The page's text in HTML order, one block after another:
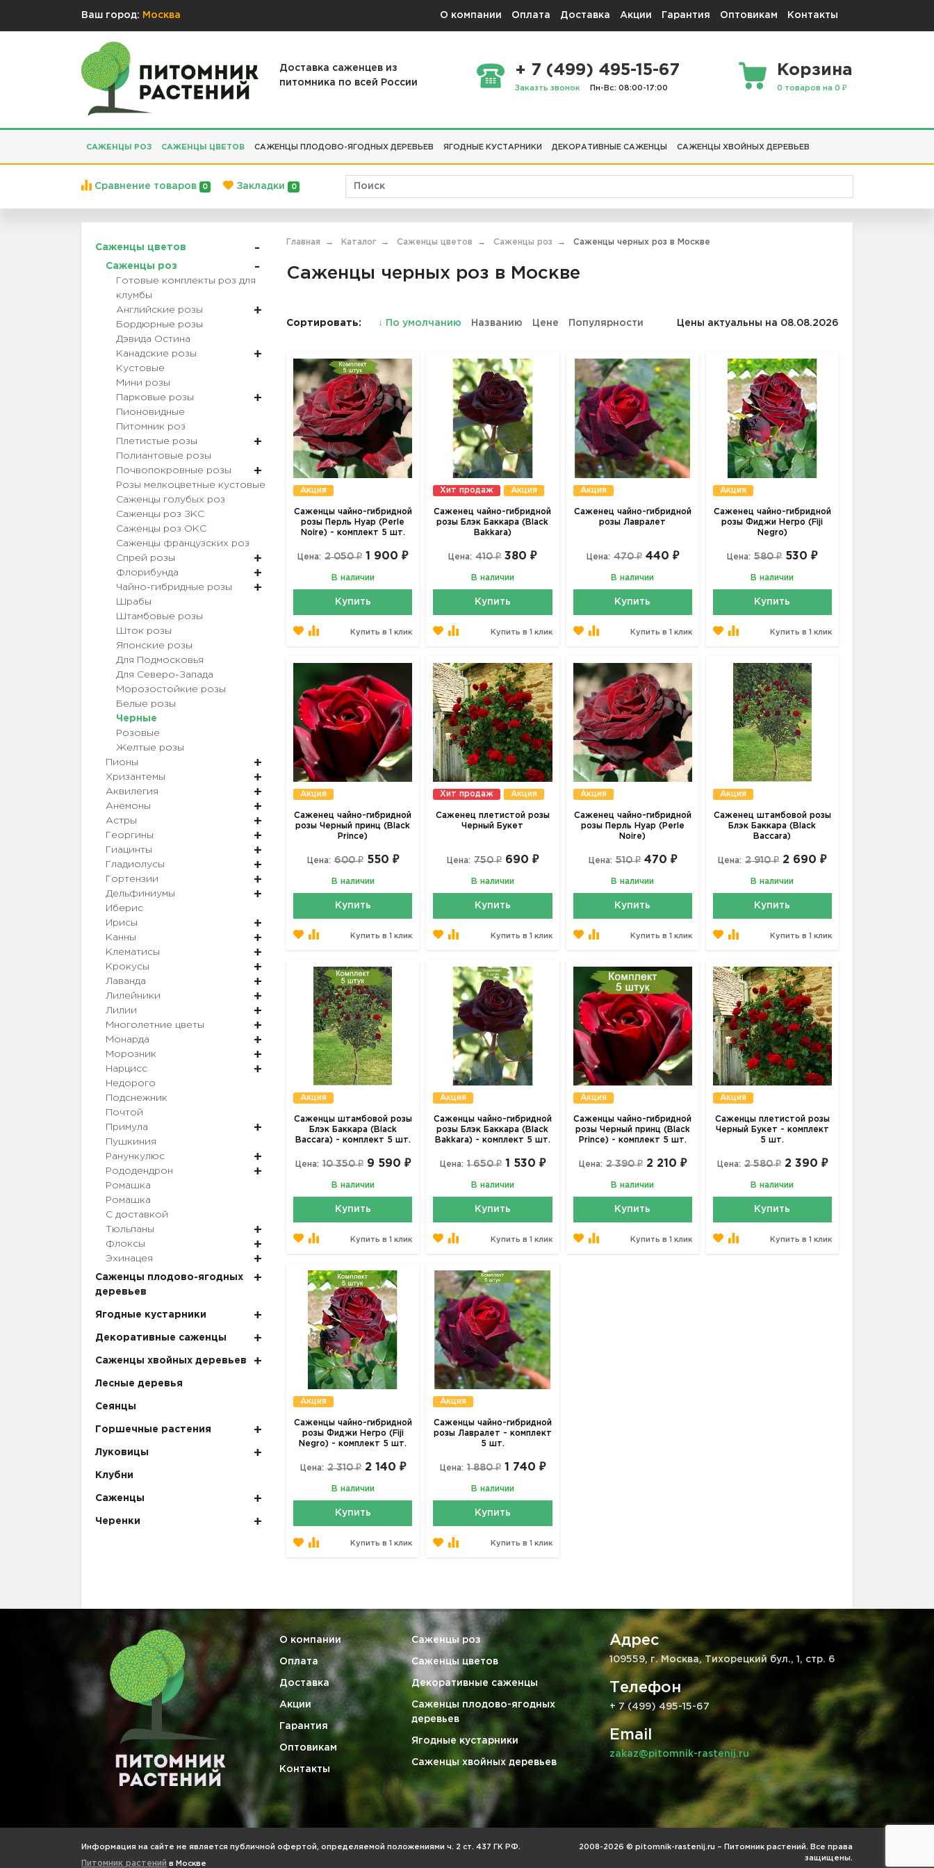
Ваш город: Москва О компании Оплата Доставка Акции Гарантия Оптовикам Контакты
Доставка саженцев из
питомника по всей России
+ 7 (499) 495-15-67
Заказть звонок Пн-Вс: 08:00-17:00
Корзина
0 товаров на 0 ₽
САЖЕНЦЫ РОЗ САЖЕНЦЫ ЦВЕТОВ САЖЕНЦЫ ПЛОДОВО-ЯГОДНЫХ ДЕРЕВЬЕВ ЯГОДНЫЕ КУСТАРНИКИ ДЕКОРАТИВНЫЕ САЖЕНЦЫ САЖЕНЦЫ ХВОЙНЫХ ДЕРЕВЬЕВ
Сравнение товаров 0 Закладки 0
Саженцы цветов
Саженцы роз
Готовые комплекты роз для
клумбы
Английские розы
Бордюрные розы
Дэвида Остина
Канадские розы
Кустовые
Мини розы
Парковые розы
Пионовидные
Питомник роз
Плетистые розы
Полиантовые розы
Почвопокровные розы
Розы мелкоцветные кустовые
Саженцы голубых роз
Саженцы роз ЗКС
Саженцы роз ОКС
Саженцы французских роз
Спрей розы
Флорибунда
Чайно-гибридные розы
Шрабы
Штамбовые розы
Шток розы
Японские розы
Для Подмосковья
Для Северо-Запада
Морозостойкие розы
Белые розы
Черные
Розовые
Желтые розы
Пионы
Хризантемы
Аквилегия
Анемоны
Астры
Георгины
Гиацинты
Гладиолусы
Гортензии
Дельфиниумы
Иберис
Ирисы
Канны
Клематисы
Крокусы
Лаванда
Лилейники
Лилии
Многолетние цветы
Монарда
Морозник
Нарцисс
Недорого
Подснежник
Почтой
Примула
Пушкиния
Ранункулюс
Рододендрон
Ромашка
Ромашка
С доставкой
Тюльпаны
Флоксы
Эхинацея
Саженцы плодово-ягодных
деревьев
Ягодные кустарники
Декоративные саженцы
Саженцы хвойных деревьев
Лесные деревья
Сеянцы
Горшечные растения
Луковицы
Клубни
Саженцы
Черенки
Главная Каталог Саженцы цветов Саженцы роз Саженцы черных роз в Москве
Саженцы черных роз в Москве
Сортировать: ↓ По умолчанию Названию Цене Популярности Цены актуальны на 08.08.2026
Акция
Саженцы чайно-гибридной
розы Перль Нуар (Perle
Noire) - комплект 5 шт.
Цена: 2 050 ₽ 1 900 ₽
В наличии
Купить
Купить в 1 клик
Хит продаж Акция
Саженец чайно-гибридной
розы Блэк Баккара (Black
Bakkara)
Цена: 410 ₽ 380 ₽
В наличии
Купить
Купить в 1 клик
Акция
Саженец чайно-гибридной
розы Лавралет
Цена: 470 ₽ 440 ₽
В наличии
Купить
Купить в 1 клик
Акция
Саженец чайно-гибридной
розы Фиджи Негро (Fiji
Negro)
Цена: 580 ₽ 530 ₽
В наличии
Купить
Купить в 1 клик
Акция
Саженец чайно-гибридной
розы Черный принц (Black
Prince)
Цена: 600 ₽ 550 ₽
В наличии
Купить
Купить в 1 клик
Хит продаж Акция
Саженец плетистой розы
Черный Букет
Цена: 750 ₽ 690 ₽
В наличии
Купить
Купить в 1 клик
Акция
Саженец чайно-гибридной
розы Перль Нуар (Perle
Noire)
Цена: 510 ₽ 470 ₽
В наличии
Купить
Купить в 1 клик
Акция
Саженец штамбовой розы
Блэк Баккара (Black
Baccara)
Цена: 2 910 ₽ 2 690 ₽
В наличии
Купить
Купить в 1 клик
Акция
Саженцы штамбовой розы
Блэк Баккара (Black
Baccara) - комплект 5 шт.
Цена: 10 350 ₽ 9 590 ₽
В наличии
Купить
Купить в 1 клик
Акция
Саженцы чайно-гибридной
розы Блэк Баккара (Black
Bakkara) - комплект 5 шт.
Цена: 1 650 ₽ 1 530 ₽
В наличии
Купить
Купить в 1 клик
Акция
Саженцы чайно-гибридной
розы Черный принц (Black
Prince) - комплект 5 шт.
Цена: 2 390 ₽ 2 210 ₽
В наличии
Купить
Купить в 1 клик
Акция
Саженцы плетистой розы
Черный Букет - комплект
5 шт.
Цена: 2 580 ₽ 2 390 ₽
В наличии
Купить
Купить в 1 клик
Акция
Саженцы чайно-гибридной
розы Фиджи Негро (Fiji
Negro) - комплект 5 шт.
Цена: 2 310 ₽ 2 140 ₽
В наличии
Купить
Купить в 1 клик
Акция
Саженцы чайно-гибридной
розы Лавралет - комплект
5 шт.
Цена: 1 880 ₽ 1 740 ₽
В наличии
Купить
Купить в 1 клик
О компании
Оплата
Доставка
Акции
Гарантия
Оптовикам
Контакты
Саженцы роз
Саженцы цветов
Декоративные саженцы
Саженцы плодово-ягодных
деревьев
Ягодные кустарники
Саженцы хвойных деревьев
Адрес
109559, г. Москва, Тихорецкий бул., 1, стр. 6
Телефон
+ 7 (499) 495-15-67
Email
zakaz@pitomnik-rastenij.ru
Информация на сайте не является публичной офертой, определяемой положениями ч. 2 ст. 437 ГК РФ.
Питомник растений в Москве
2008-2026 © pitomnik-rastenij.ru – Питомник растений. Все права
защищены.